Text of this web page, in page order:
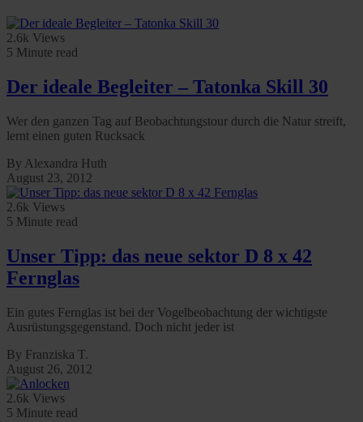
2.6k Views
5 Minute read
Der ideale Begleiter – Tatonka Skill 30
Wer den ganzen Tag auf Beobachtungstour durch die Natur streift,
lernt einen guten Rucksack
By Alexandra Huth
August 23, 2012
2.6k Views
5 Minute read
Unser Tipp: das neue sektor D 8 x 42
Fernglas
Ein gutes Fernglas ist bei der Vogelbeobachtung der wichtigste
Ausrüstungsgegenstand. Doch nicht jeder ist
By Franziska T.
August 26, 2012
2.6k Views
5 Minute read